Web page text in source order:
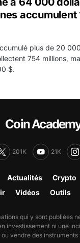
accumulent
plus de 20
754 millions,
$.
Coin
201K 21K
Actualités Crypto
Vidéos Outils
qui y sont publiées
investissement ni une
vendre des instruments